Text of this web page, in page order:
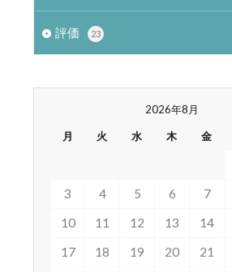
評価 23
2026年8月
月 火 水 木 金
3
4 5 6 7
10
11 12 13 14
17
18 19 20 21